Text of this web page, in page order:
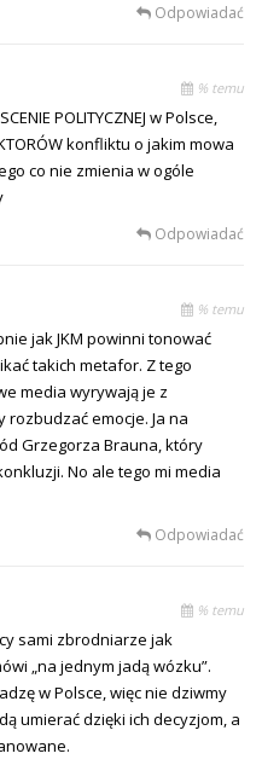
Odpowiadać
% temu
POLITYCZNEJ w Polsce,
konfliktu o jakim mowa
co nie zmienia w ogóle
Odpowiadać
% temu
jak JKM powinni tonować
takich metafor. Z tego
media wyrywają je z
emocje. Ja na
Grzegorza Brauna, który
No ale tego mi media
Odpowiadać
% temu
sami zbrodniarze jak
„na jednym jadą wózku”.
w Polsce, więc nie dziwmy
umierać dzięki ich decyzjom, a